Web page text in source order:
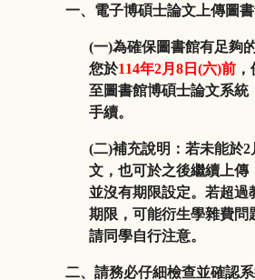
一、電子博碩士論文上傳圖書
(一)為確保圖書館有足夠
您於114年2月 8 日 (六)前
至圖書館博碩士論文系統
手續。
(二)補充說明：若未能於2
文， 也可於之後繼續上傳
並沒有期限設定。 若超過
期限，可能衍生學雜費問
請同學自行注意。
二、請務必仔細檢查並確認